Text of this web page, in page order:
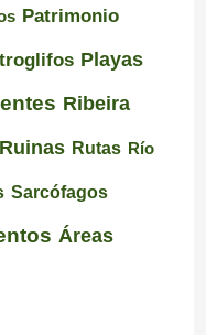
Patrimonio
Playas
Ribeira
Ruinas Rutas Río
Sarcófagos
Áreas